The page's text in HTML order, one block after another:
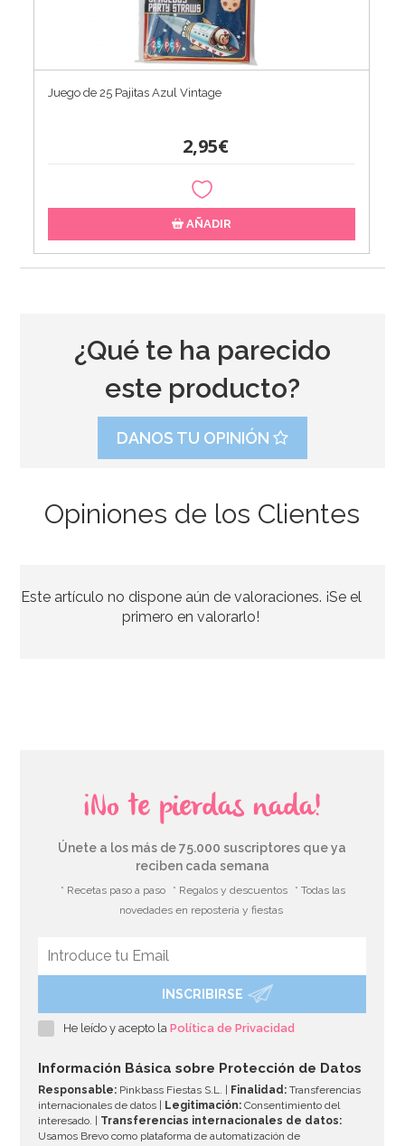
Juego de 25 Pajitas Azul Vintage
2,95€
AÑADIR
Kit para hacer Mermelada Casera
AÑADIR
¿Qué te ha parecido
este producto?
DANOS TU OPINIÓN
Opiniones de los Clientes
Este artículo no dispone aún de valoraciones. ¡Se el
primero en valorarlo!
¡No te pierdas nada!
Únete a los más de 75.000 suscriptores que ya
reciben cada semana
* Recetas paso a paso * Regalos y descuentos
* Todas las
novedades en repostería y fiestas
INSCRIBIRSE
He leído y acepto laPolítica de Privacidad
Información Básica sobre Protección de Datos
Responsable: Pinkbass Fiestas S.L. | Finalidad: Transferencias
internacionales de datos |
Legitimación: Consentimiento del
interesado. | Transferencias internacionales de datos:
Usamos Brevo como plataforma de automatización de